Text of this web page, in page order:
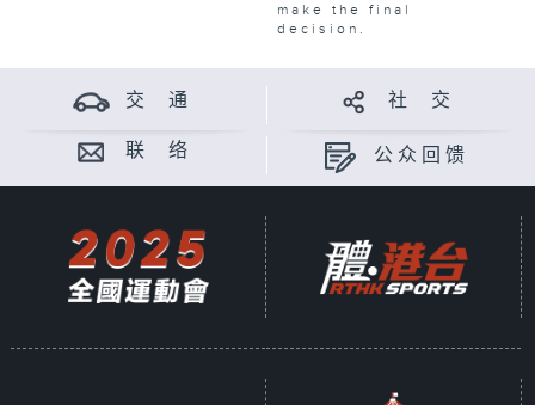
make the final
decision.
交 通 社 交
联 络 公众回馈